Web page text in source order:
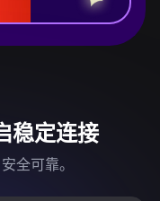
稳定连接
全可靠。